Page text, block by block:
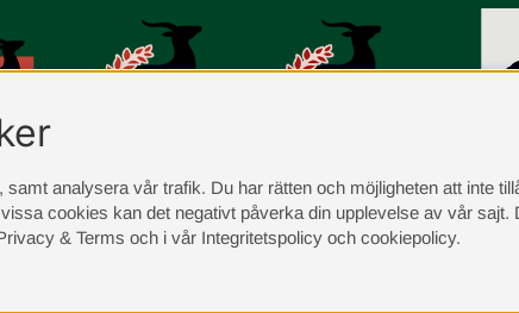
analysera vår trafik. Du har rätten och möjligheten att inte
cookies kan det negativt påverka din upplevelse av vår sajt.
& Terms och i vår Integritetspolicy och cookiepolicy.